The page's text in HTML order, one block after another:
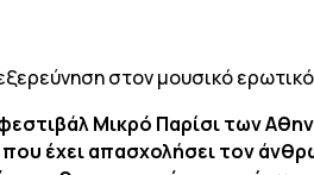
στον μουσικό
Μικρό Παρίσι των
που έχει απασχολήσει τον